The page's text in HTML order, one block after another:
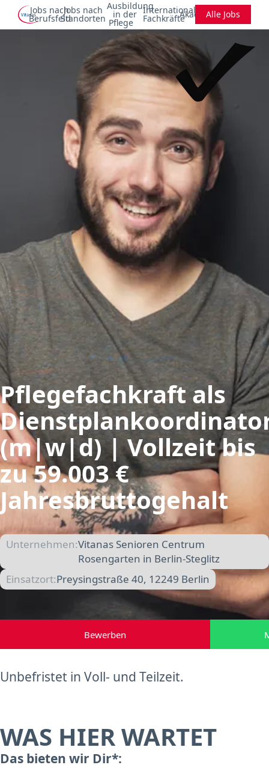
Jobs nach
Berufsfeld
Jobs nach
Standorten
Ausbildung
in der
Pflege
Internationale
FachkräfteAkademieAlle Jobs
Pflegefachkraft als
(m|w|d) | Vollzeit bis
zu 59.003 €
Jahresbruttogehalt
Unternehmen:Vitanas Senioren Centrum
Rosengarten in Berlin-Steglitz
Einsatzort:Preysingstraße 40, 12249 Berlin
Bewerben
Unbefristet in Voll- und Teilzeit.
WAS HIER WARTET
Das bieten wir Dir*: